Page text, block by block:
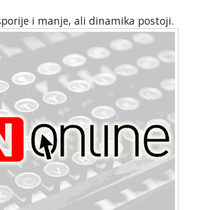
i manje, ali dinamika postoji.